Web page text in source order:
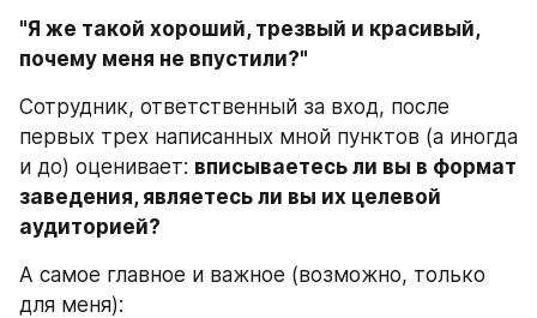
"Я же такой хороший, трезвый и красивый,
почему меня не впустили?"
Сотрудник, ответственный за вход, после
первых трех написанных мной пунктов (а иногда
и до) оценивает: вписываетесь ли вы в формат
заведения, являетесь ли вы их целевой
аудиторией?
А самое главное и важное (возможно, только
для меня):